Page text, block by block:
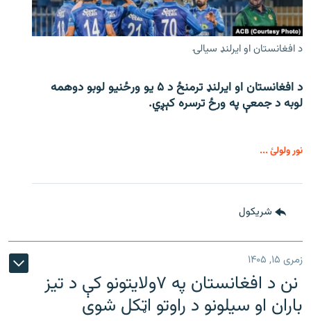
د افغانستان او ایرلنډ سیالۍ
د افغانستان او ایرلنډ ترمنځ د ۵ یو ورځنیو لوبو دوهمه
لوبه د جمعې په ورځ ترسره کېږي.
نور ولولئ ...
شريکول
زمری ۱۵, ۱۴۰۵
نن د افغانستان په ۷ولایتونو کې د تیز
باران او سیلونو د راوتو اټکل شوی